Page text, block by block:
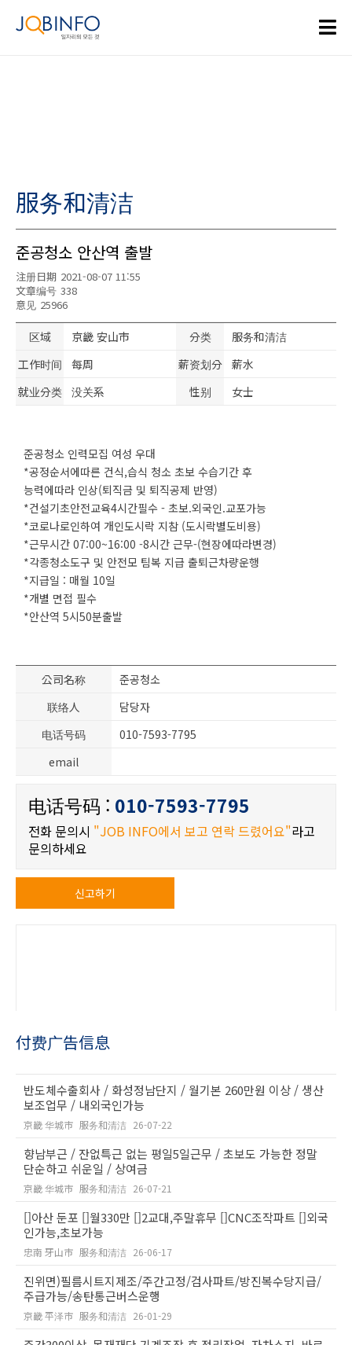
服务和清洁
준공청소 안산역 출발
注册日期 2021-08-07 11:55
文章编号 338
意见 25966
区域 京畿 安山市 分类
服务和清洁
工作时间
每周 薪资划分
薪水
就业分类
没关系 性别 女士
준공청소 인력모집 여성 우대
*공정순서에따른 건식,습식 청소 초보 수습기간 후
능력에따라 인상(퇴직금 및 퇴직공제 반영)
*건설기초안전교육4시간필수 - 초보.외국인.교포가능
*코로나로인하여 개인도시락 지참 (도시락별도비용)
*근무시간 07:00~16:00 -8시간 근무-(현장에따라변경)
*각종청소도구 및 안전모 팀복 지급 출퇴근차량운행
*지급일 : 매월 10일
*개별 면접 필수
*안산역 5시50분출발
公司名称
준공청소
联络人
담당자
电话号码
010-7593-7795
email
电话号码 : 010-7593-7795
전화 문의시 "JOB INFO에서 보고 연락 드렸어요"라고
문의하세요
신고하기
付费广告信息
반도체수출회사 / 화성정남단지 / 월기본 260만원 이상 / 생산
보조업무 / 내외국인가능
京畿 华城市 服务和清洁 26-07-22
향남부근 / 잔없특근 없는 평일5일근무 / 초보도 가능한 정말
단순하고 쉬운일 / 상여금
京畿 华城市 服务和清洁 26-07-21
[]아산 둔포 []월330만 []2교대,주말휴무 []CNC조작파트 []외국
인가능,초보가능
忠南 牙山市 服务和清洁 26-06-17
진위면)필름시트지제조/주간고정/검사파트/방진복수당지급/
주급가능/송탄통근버스운행
京畿 平泽市 服务和清洁 26-01-29